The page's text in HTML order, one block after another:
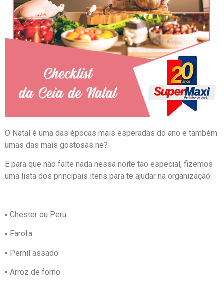
O Natal é uma das épocas mais esperadas do ano e também
umas das mais gostosas ne?
E para que não falte nada nessa noite tão especial, fizemos
uma lista dos principais itens para te ajudar na organização:
▪ Chester ou Peru
▪ Farofa
▪ Pernil assado
▪ Arroz de forno